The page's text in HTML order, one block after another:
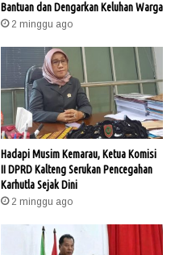
Bantuan dan Dengarkan Keluhan Warga​
2 minggu ago
Hadapi Musim Kemarau, Ketua Komisi
II DPRD Kalteng Serukan Pencegahan
Karhutla Sejak Dini
2 minggu ago